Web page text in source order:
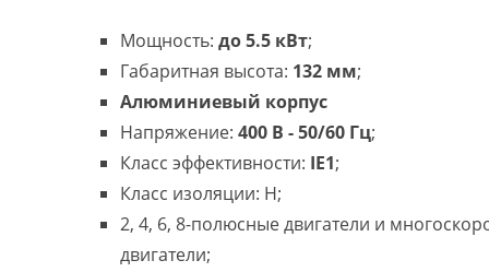
Мощность: до 5.5 кВт;
Габаритная высота: 132 мм;
Алюминиевый корпус
Напряжение: 400 В - 50/60 Гц;
Класс эффективности: IE1;
Класс изоляции: H;
2, 4, 6, 8-полюсные двигатели и
двигатели;